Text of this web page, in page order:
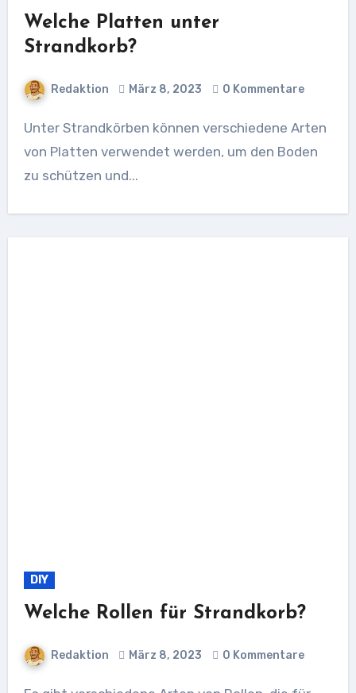
Welche Platten unter
Strandkorb?
Redaktion März 8, 2023 0 Kommentare
Unter Strandkörben können verschiedene Arten
von Platten verwendet werden, um den Boden
zu schützen und...
DIY
Welche Rollen für Strandkorb?
Redaktion März 8, 2023 0 Kommentare